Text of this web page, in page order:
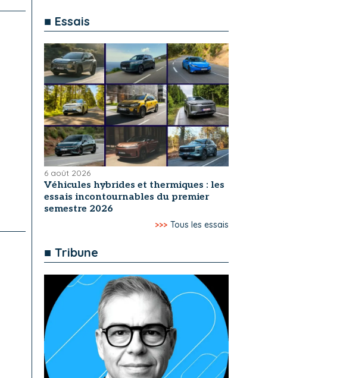
■ Essais
6 août 2026
Véhicules hybrides et thermiques : les
essais incontournables du premier
semestre 2026
>>> Tous les essais
■ Tribune